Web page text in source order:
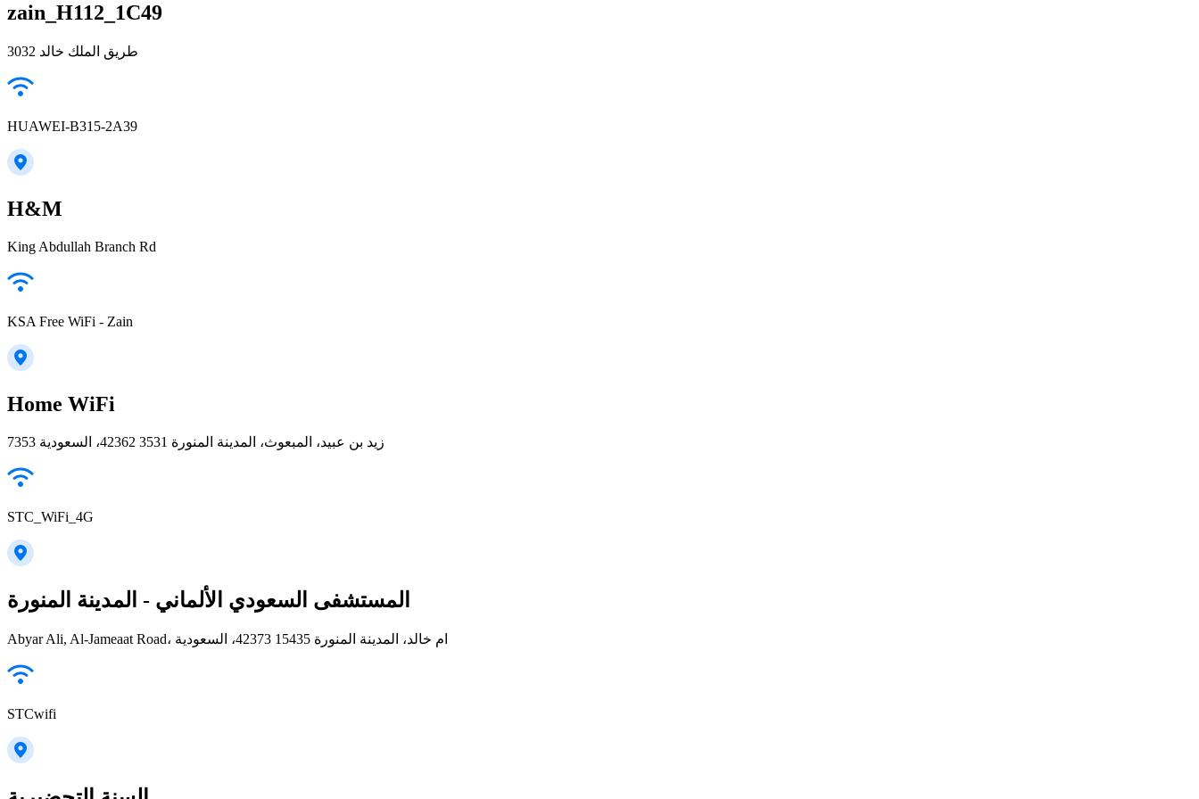
zain_H112_1C49
3032 طريق الملك خالد
HUAWEI-B315-2A39
H&M
King Abdullah Branch Rd
KSA Free WiFi - Zain
Home WiFi
7353 زيد بن عبيد، المبعوث، المدينة المنورة 42362 3531، السعودية
STC_WiFi_4G
المستشفى السعودي الألماني - المدينة المنورة
Abyar Ali, Al-Jameaat Road، ام خالد، المدينة المنورة 42373 15435، السعودية
STCwifi